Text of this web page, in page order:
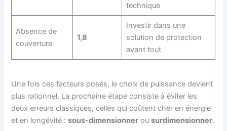
technique
Absence de
couverture
1,8
Investir dans une
solution de protection
avant tout
Une fois ces facteurs posés, le choix de puissance devient
plus rationnel. La prochaine étape consiste à éviter les
deux erreurs classiques, celles qui coûtent cher en énergie
et en longévité :sous-dimensionner ousurdimensionner.